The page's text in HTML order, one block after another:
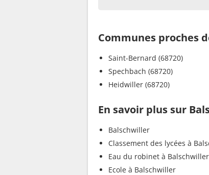
Communes proches
Saint-Bernard (68720)
Spechbach (68720)
Heidwiller (68720)
En savoir plus sur
Balschwiller
Classement des lycées à
Eau du robinet à Balschwiller
Ecole à Balschwiller